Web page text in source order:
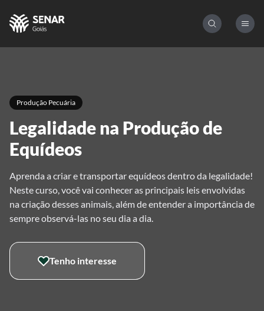
Produção Pecuária
Legalidade na Produção de
Equídeos
Aprenda a criar e transportar equídeos dentro da legalidade!
Neste curso, você vai conhecer as principais leis envolvidas
na criação desses animais, além de entender a importância de
sempre observá-las no seu dia a dia.
Tenho interesse